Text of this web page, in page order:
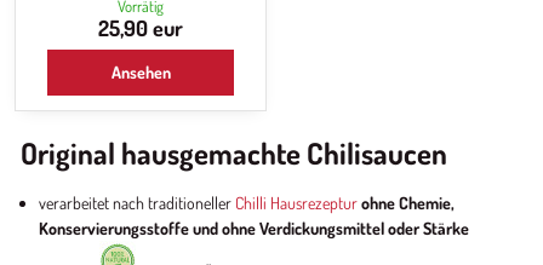
damit sie beim Kochen oder beim
Sitzen oder Essen mit Familie und
Freunden immer griffbereit oder in der
Küche dabei sind.
Vorrätig
25,90 eur
Ansehen
Original hausgemachte Chilisaucen
verarbeitet nach traditioneller Chilli Hausrezepturohne Chemie,
Konservierungsstoffe und ohne Verdickungsmittel oder Stärke